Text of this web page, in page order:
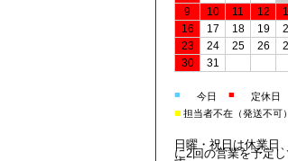
9
10 11 12
16
17 18 19
23
24 25 26
30
31
■ 今日 ■ 定休日
■ 担当者不在（発送不可）
日曜・祝日は休業日
に2回の営業を予定